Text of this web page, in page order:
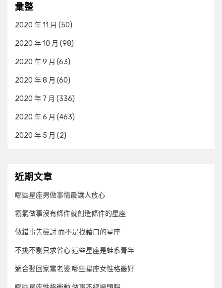
彙整
2020 年 11 月 (50)
2020 年 10 月 (98)
2020 年 9 月 (63)
2020 年 8 月 (60)
2020 年 7 月 (336)
2020 年 6 月 (463)
2020 年 5 月 (2)
近期文章
哪些星座男做事情最讓人放心
霸氣做事沒有條件就創造條件的星座
做錯事先檢討 而不是找藉口的星座
不挑不剔只求省心 這些星座是蛙系青年
適合娶回家當老婆 哪些星座女性格最好